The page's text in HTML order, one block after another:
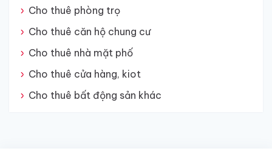
Cho thuê phòng trọ
Cho thuê căn hộ chung cư
Cho thuê nhà mặt phố
Cho thuê cửa hàng, kiot
Cho thuê bất động sản khác